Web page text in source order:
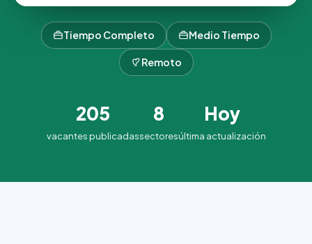
Tiempo Completo Medio Tiempo
Remoto
205
vacantes publicadas
8
sectores
Hoy
última actualización